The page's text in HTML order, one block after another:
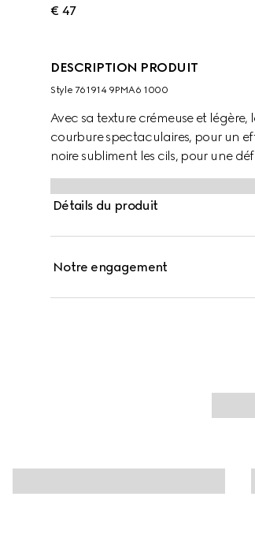
€ 47
DESCRIPTION PRODUIT
Style ‎761914 9PMA6 1000
Avec sa texture crémeuse et
courbure spectaculaires, pour un
noire subliment les cils, pour une
élégant tube noir et doté d’une
véritable objet de désir.
Détails du produit
Notre engagement